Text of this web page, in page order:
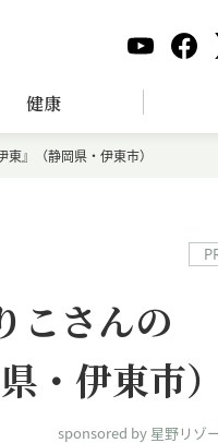
健康
』（静岡県・伊東市）
こさんの
・伊東市
sponsored by 星野リゾ